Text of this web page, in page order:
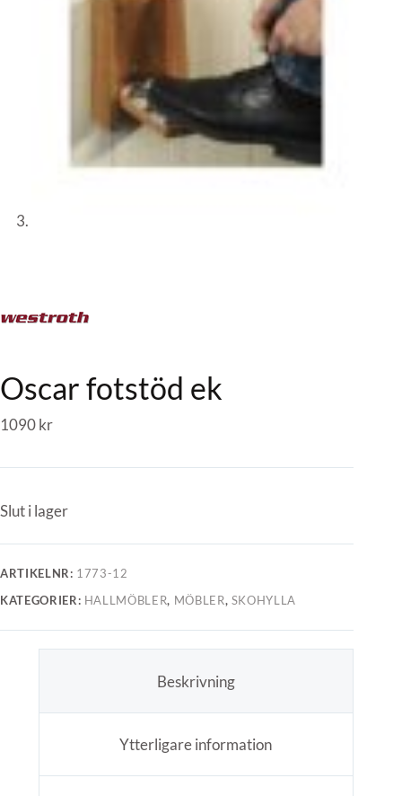
Oscar fotstöd ek
1090kr
Slut i lager
ARTIKELNR: 1773-12
KATEGORIER: HALLMÖBLER, MÖBLER, SKOHYLLA
Beskrivning
Ytterligare information